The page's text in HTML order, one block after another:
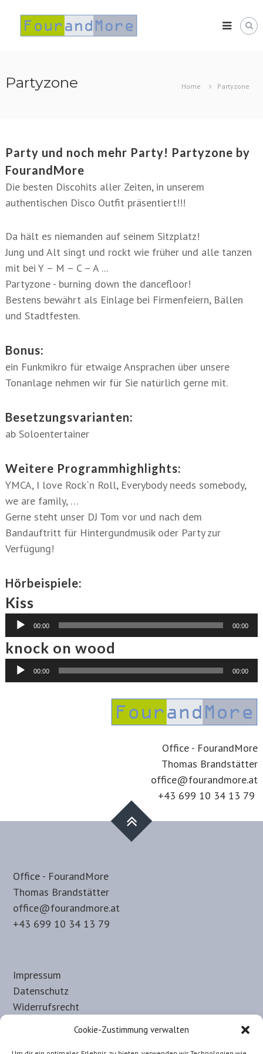
Cookie-Zustimmung verwalten
content
FourandMore
Partyzone Home Partyzone
Party und noch mehr Party! Partyzone by
FourandMore
Die besten Discohits aller Zeiten, in unserem
authentischen Disco Outfit präsentiert!!!
Da hält es niemanden auf seinem Sitzplatz!
Jung und Alt singt und rockt wie früher und alle tanzen
mit bei Y – M – C – A ...
Partyzone - burning down the dancefloor!
Bestens bewährt als Einlage bei Firmenfeiern, Bällen
und Stadtfesten.
Bonus:
ein Funkmikro für etwaige Ansprachen über unsere
Tonanlage nehmen wir für Sie natürlich gerne mit.
Besetzungsvarianten:
ab Soloentertainer
Weitere Programmhighlights:
YMCA, I love Rock`n Roll, Everybody needs somebody,
we are family, …
Gerne steht unser DJ Tom vor und nach dem
Bandauftritt für Hintergundmusik oder Party zur
Verfügung!
Hörbeispiele:
Kiss
Audio-
Player
00:00 00:00
knock on wood
Audio-
Player
00:00 00:00
Office - FourandMore
Thomas Brandstätter
office@fourandmore.at
+43 699 10 34 13 79
Office - FourandMore
Thomas Brandstätter
office@fourandmore.at
+43 699 10 34 13 79
Impressum
Datenschutz
Widerrufsrecht
Allgemeine-Nutzungsbedingungen